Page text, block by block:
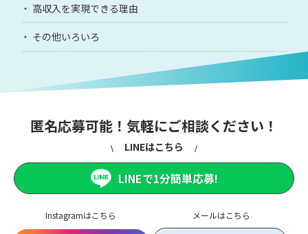
高収入を実現できる理由
その他いろいろ
匿名応募可能！気軽にご相談ください！
Instagramはこちら メールはこちら
LINEはこちら
LINEで1分簡単応募!